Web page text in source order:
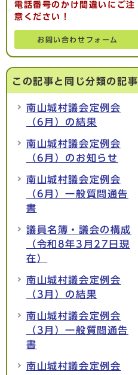
電話番号のかけ間違いにご注
意ください！
お問い合わせフォーム
この記事と同じ分類の記事
南山城村議会定例会
（6月）の結果
南山城村議会定例会
（6月）のお知らせ
南山城村議会定例会
（6月）一般質問通告
書
議員名簿・議会の構成
（令和8年3月27日現
在）
南山城村議会定例会
（3月）の結果
南山城村議会定例会
（3月）一般質問通告
書
南山城村議会定例会